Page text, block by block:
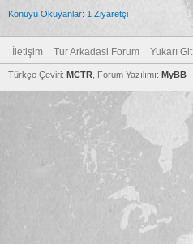
Konuyu Okuyanlar: 1 Ziyaretçi
İletişim Tur Arkadasi Forum Yukarı Git
Türkçe Çeviri: MCTR , Forum Yazılımı: MyBB